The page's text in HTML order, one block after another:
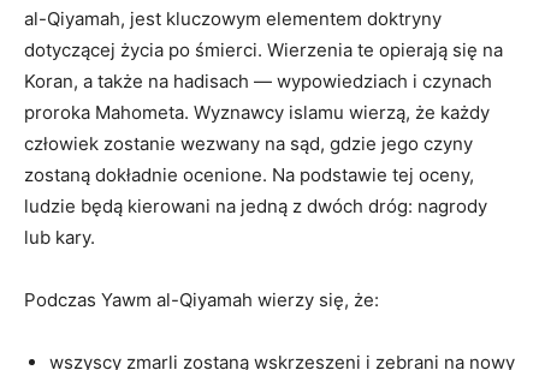
al-Qiyamah, jest kluczowym elementem doktryny
dotyczącej życia po śmierci. Wierzenia te opierają się na
Koran, a także na hadisach — wypowiedziach i czynach
proroka Mahometa. Wyznawcy islamu wierzą, ⁢że każdy
człowiek zostanie wezwany⁣ na sąd, gdzie jego czyny
zostaną dokładnie ocenione. Na podstawie tej oceny,
ludzie będą kierowani na jedną z dwóch dróg: nagrody
lub kary.
Podczas Yawm al-Qiyamah wierzy się, że:
wszyscy zmarli zostaną wskrzeszeni i ⁣zebrani na nowy